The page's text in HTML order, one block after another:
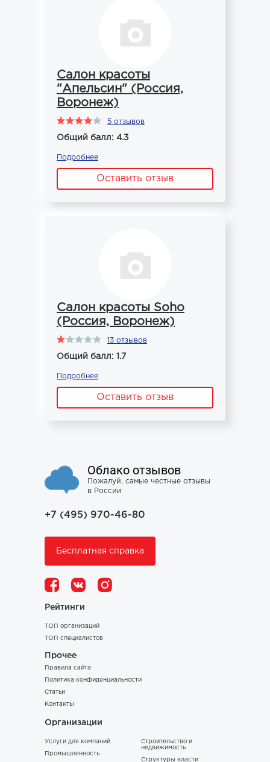
Салон красоты
"Апельсин" (Россия,
Воронеж)
5 отзывов
Общий балл: 4.3
Подробнее
Оставить отзыв
Салон красоты Soho
(Россия, Воронеж)
13 отзывов
Общий балл: 1.7
Подробнее
Оставить отзыв
Облако отзывов
Пожалуй, самые честные отзывы
в России
+7 (495) 970-46-80
Бесплатная справка
Рейтинги
ТОП организаций
ТОП специалистов
Прочее
Правила сайта
Политика конфиденциальности
Статьи
Контакты
Организации
Услуги для компаний
Промышленность
Строительство и
недвижимость
Структуры власти